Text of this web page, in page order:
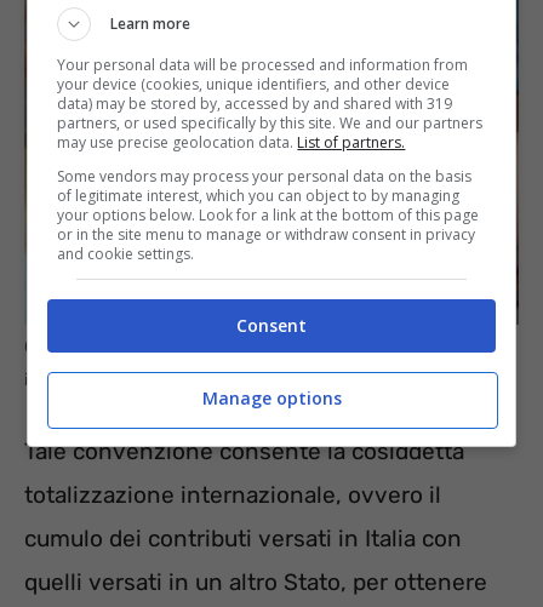
Chi può richiedere lo sconto del 50% sull’IMU –
informazioneoggi.it
Tale convenzione consente la cosiddetta
totalizzazione internazionale, ovvero il
cumulo dei contributi versati in Italia con
quelli versati in un altro Stato, per ottenere
Learn more
Your personal data will be processed and information from
your device (cookies, unique identifiers, and other device
data) may be stored by, accessed by and shared with 319
partners, or used specifically by this site. We and our partners
may use precise geolocation data. List of partners.
Some vendors may process your personal data on the basis
of legitimate interest, which you can object to by managing
your options below. Look for a link at the bottom of this page
or in the site menu to manage or withdraw consent in privacy
and cookie settings.
Consent
Manage options